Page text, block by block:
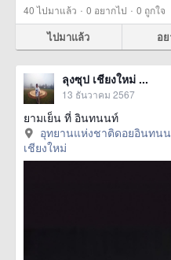
40ไปมาแล้ว · 0 อยากไป · 0 ถูกใจ
ไปมาแล้ว อ
ลุงซุป เชียงใหม่ ...
13 ธันวาคม 2567
ยามเย็น ที่ อินทนนท์
อุทยานแห่งชาติดอยอินทนน
เชียงใหม่